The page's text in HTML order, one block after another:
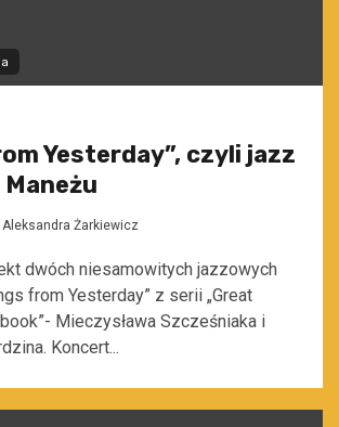
Yesterday”, czyli jazz
Aleksandra Żarkiewicz
dwóch niesamowitych jazzowych
from Yesterday” z serii „Great
Mieczysława Szcześniaka i
Koncert...